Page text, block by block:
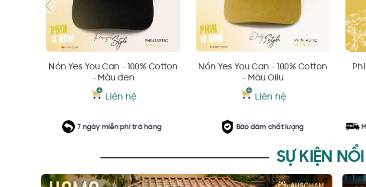
Nón Yes You Can - 100% Cotton
- Màu đen
Liên hệ
Nón Yes You Can - 100% Cotton
- Màu Oliu
Liên hệ
7 ngày miễn phí trả hàng Bảo đảm chất lượng
SỰ KIỆN